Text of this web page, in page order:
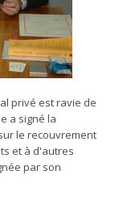
privé est ravie de
a signé la
le recouvrement
et à d'autres
par son